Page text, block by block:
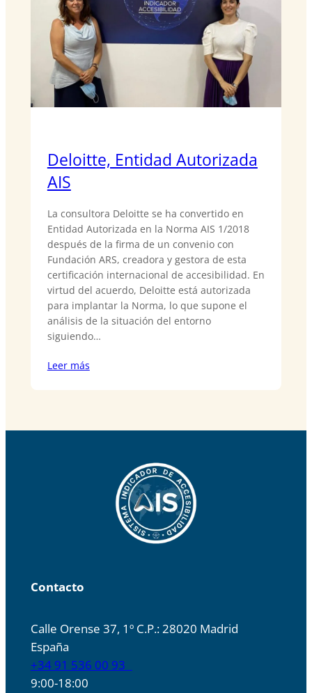
Deloitte, Entidad Autorizada
AIS
La consultora Deloitte se ha convertido en
Entidad Autorizada en la Norma AIS 1/2018
después de la firma de un convenio con
Fundación ARS, creadora y gestora de esta
certificación internacional de accesibilidad. En
virtud del acuerdo, Deloitte está autorizada
para implantar la Norma, lo que supone el
análisis de la situación del entorno
siguiendo…
Leer más
Contacto
Calle Orense 37, 1º C.P.: 28020 Madrid
España
+34 91 536 00 93
9:00-18:00